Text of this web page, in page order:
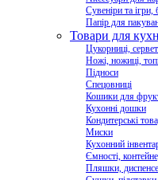
Сувеніри та ігри,
Папір для
Товари для
Цукорниці,
Ножі, ножиці,
Підноси
Спецовниці
Кошики для
Кухонні дошки
Кондитерські
Миски
Кухонний
Ємності,
Пляшки,